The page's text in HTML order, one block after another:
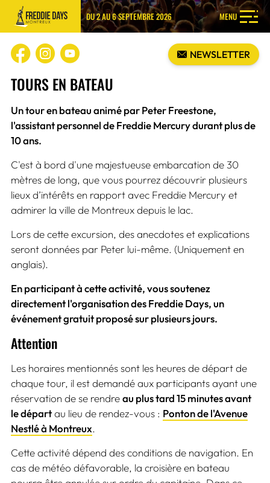
DU 2 AU 6 SEPTEMBRE 2026 MENU
NEWSLETTER
TOURS EN BATEAU
Un tour en bateau animé par Peter Freestone,
l'assistant personnel de Freddie Mercury durant plus de
10 ans.
C'est à bord d'une majestueuse embarcation de 30
mètres de long, que vous pourrez découvrir plusieurs
lieux d’intérêts en rapport avec Freddie Mercury et
admirer la ville de Montreux depuis le lac.
Lors de cette excursion, des anecdotes et explications
seront données par Peter lui-même. (Uniquement en
anglais).
En participant à cette activité, vous soutenez
directement l'organisation des Freddie Days, un
événement gratuit proposé sur plusieurs jours.
Attention
Les horaires mentionnés sont les heures de départ de
chaque tour, il est demandé aux participants ayant une
réservation de se rendreau plus tard 15 minutes avant
le départau lieu de rendez-vous : Ponton de l'Avenue
Nestlé à Montreux.
Cette activité dépend des conditions de navigation. En
cas de météo défavorable, la croisière en bateau